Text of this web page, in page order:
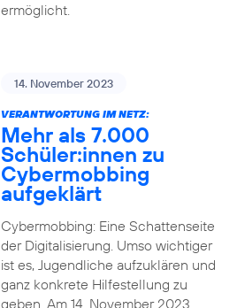
ermöglicht.
14. November 2023
VERANTWORTUNG IM NETZ:
Mehr als 7.000
Schüler:innen zu
Cybermobbing
aufgeklärt
Cybermobbing: Eine Schattenseite
der Digitalisierung. Umso wichtiger
ist es, Jugendliche aufzuklären und
ganz konkrete Hilfestellung zu
geben. Am 14. November 2023